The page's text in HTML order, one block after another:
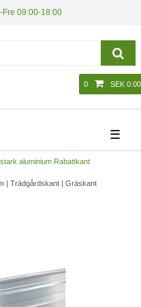
09:00-18:00
0 SEK 0.00
☰
aluminium Rabattkant
| Trädgårdskant | Gräskant